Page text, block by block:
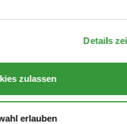
Details
zulassen
erlauben